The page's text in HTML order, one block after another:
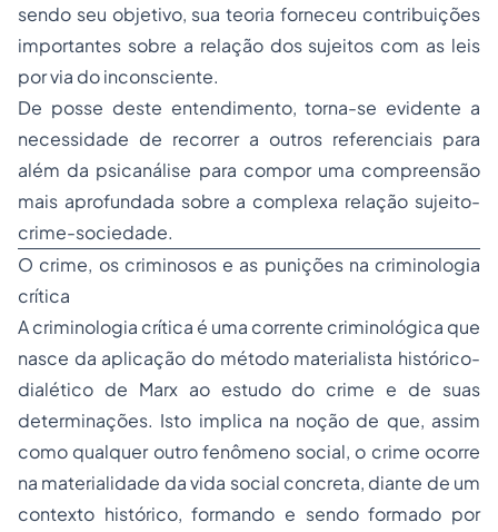
sendo seu objetivo, sua teoria forneceu contribuições
importantes sobre a relação dos sujeitos com as leis
por via do inconsciente.
De posse deste entendimento, torna-se evidente a
necessidade de recorrer a outros referenciais para
além da psicanálise para compor uma compreensão
mais aprofundada sobre a complexa relação sujeito-
crime-sociedade.
O crime, os criminosos e as punições na criminologia
crítica
A criminologia crítica é uma corrente criminológica que
nasce da aplicação do método materialista histórico-
dialético de Marx ao estudo do crime e de suas
determinações. Isto implica na noção de que, assim
como qualquer outro fenômeno social, o crime ocorre
na materialidade da vida social concreta, diante de um
contexto histórico, formando e sendo formado por